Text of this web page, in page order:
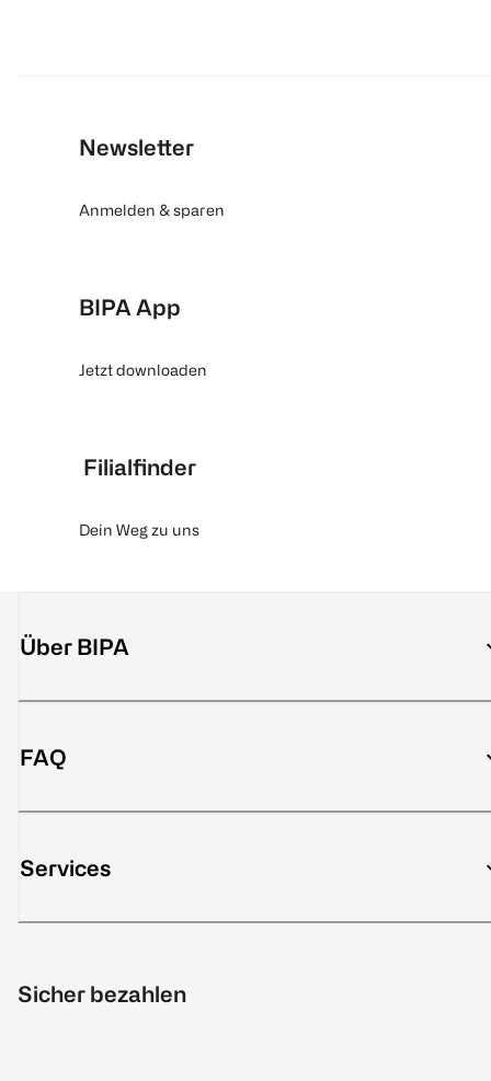
Newsletter
Anmelden & sparen
BIPA App
Jetzt downloaden
Filialfinder
Dein Weg zu uns
Über BIPA
FAQ
Services
Sicher bezahlen